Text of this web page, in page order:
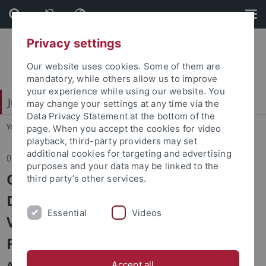
Skip
to
content
Skip
to
footer
Juristische Fakultät
You are here: Startseite ... Fakultät
06.06.2026
Grundlinien des
Diskriminierungsrechts – JG lud zu
Vortrag von Professor Christian
Picker
Privacy settings
Our website uses cookies. Some of them are
mandatory, while others allow us to improve
your experience while using our website. You
may change your settings at any time via the
Data Privacy Statement at the bottom of the
page. When you accept the cookies for video
playback, third-party providers may set
additional cookies for targeting and advertising
purposes and your data may be linked to the
third party’s other services.
Essential Videos